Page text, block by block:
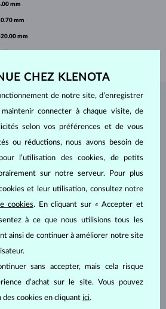
mm
mm
mm
L'ATELIER KLENOTA
CHEZ KLENOTA
de notre site, d’enregistrer
connecter à chaque visite, de
selon vos préférences et de vous
ou réductions, nous avons besoin de
l’utilisation des cookies, de petits
sur notre serveur. Pour plus
et leur utilisation, consultez notre
cookies. En cliquant sur « Accepter et
à ce que nous utilisions tous les
ainsi de continuer à améliorer notre site
sans accepter, mais cela risque
d’achat sur le site. Vous pouvez
cookies en cliquant ici.